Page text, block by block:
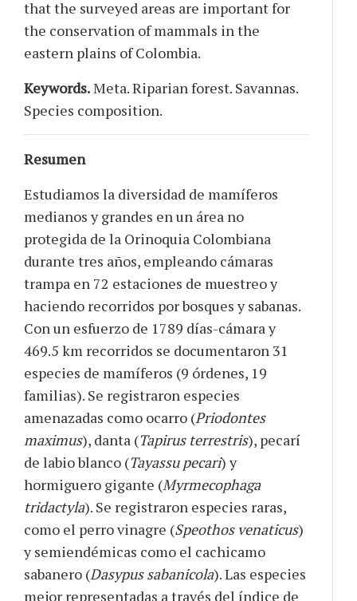
that the surveyed areas are important for
the conservation of mammals in the
eastern plains of Colombia.
Keywords.Meta. Riparian forest. Savannas.
Species composition.
Resumen
Estudiamos la diversidad de mamíferos
medianos y grandes en un área no
protegida de la Orinoquia Colombiana
durante tres años, empleando cámaras
trampa en 72 estaciones de muestreo y
haciendo recorridos por bosques y sabanas.
Con un esfuerzo de 1789 días-cámara y
469.5 km recorridos se documentaron 31
especies de mamíferos (9 órdenes, 19
familias). Se registraron especies
amenazadas como ocarro (Priodontes
maximus), danta (Tapirus terrestris), pecarí
de labio blanco (Tayassu pecari) y
hormiguero gigante (Myrmecophaga
tridactyla). Se registraron especies raras,
como el perro vinagre (Speothos venaticus)
y semiendémicas como el cachicamo
sabanero (Dasypus sabanicola). Las especies
mejor representadas a través del índice de